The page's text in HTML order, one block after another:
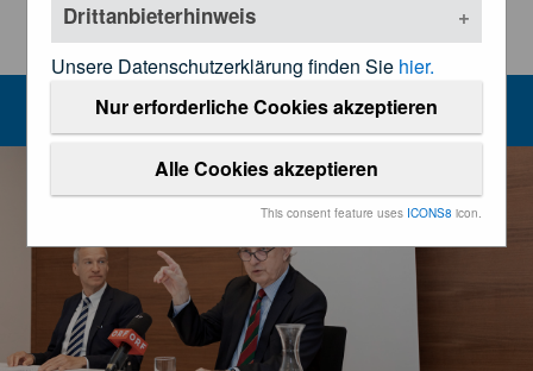
Drittanbieterhinweis
Unsere Datenschutzerklärung finden Sie hier.
Nur erforderliche Cookies akzeptieren
Alle Cookies akzeptieren
This consent feature uses ICONS8 icon.
Home
MENU